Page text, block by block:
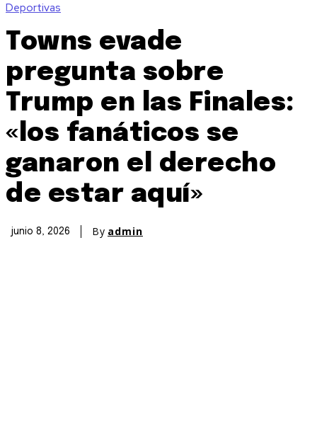
Deportivas
Towns evade
pregunta sobre
Trump en las Finales:
«los fanáticos se
ganaron el derecho
de estar aquí»
junio 8, 2026 By admin